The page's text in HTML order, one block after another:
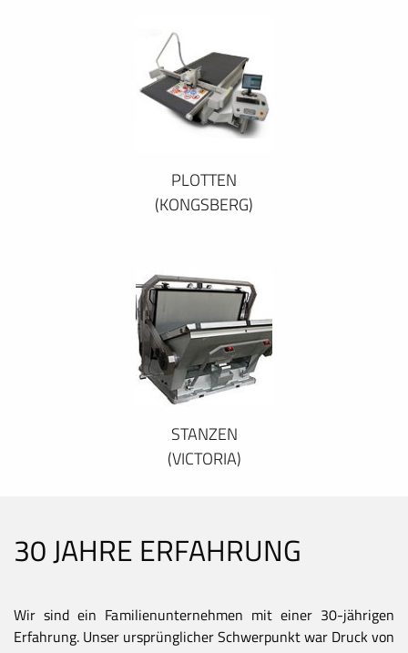
PLOTTEN
(KONGSBERG)
STANZEN
(VICTORIA)
30 JAHRE ERFAHRUNG
Wir sind ein Familienunternehmen mit einer 30-jährigen
Erfahrung. Unser ursprünglicher Schwerpunkt war Druck von